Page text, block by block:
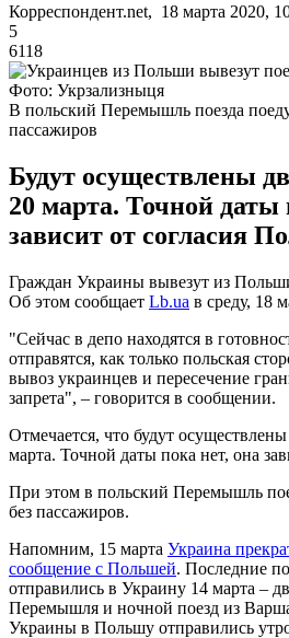
Корреспондент.net, 18 марта 2020,
5
6118
Фото: Укрзализныця
В польский Перемышль поезда
пассажиров
Будут осуществлены
20 марта. Точной даты
зависит от согласия
Граждан Украины вывезут из
Об этом сообщает Lb.ua в среду, 18
"Сейчас в депо находятся в
отправятся, как только польская
вывоз украинцев и пересечение
запрета", – говорится в сообщении.
Отмечается, что будут
марта. Точной даты пока нет, она
При этом в польский Перемышль
без пассажиров.
Напомним, 15 марта Украина
сообщение с Польшей. Последние
отправились в Украину 14 марта –
Перемышля и ночной поезд из
Украины в Польшу отправились